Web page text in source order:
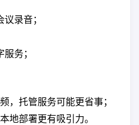
录音；
务；
，托管服务可能更省事；
地部署更有吸引力。